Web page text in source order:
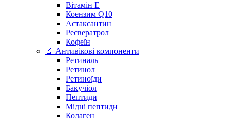
Вітамін Е
Коензим Q10
Астаксантин
Ресвератрол
Кофеїн
🔬 Антивікові компоненти
Ретиналь
Ретинол
Ретиноїди
Бакучіол
Пептиди
Мідні пептиди
Колаген